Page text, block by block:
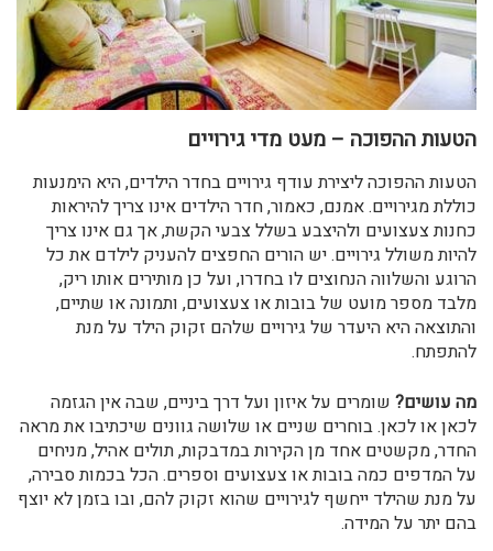
הטעות ההפוכה – מעט מדי גירויים
הטעות ההפוכה ליצירת עודף גירויים בחדר הילדים, היא הימנעות
כוללת מגירויים. אמנם, כאמור, חדר הילדים אינו צריך להיראות
כחנות צעצועים ולהיצבע בשלל צבעי הקשת, אך גם אינו צריך
להיות משולל גירויים. יש הורים החפצים להעניק לילדם את כל
הרוגע והשלווה הנחוצים לו בחדרו, ועל כן מותירים אותו ריק,
מלבד מספר מועט של בובות או צעצועים, ותמונה או שתיים,
והתוצאה היא היעדר של גירויים שלהם זקוק הילד על מנת
להתפתח.
מה עושים? שומרים על איזון ועל דרך ביניים, שבה אין הגזמה
לכאן או לכאן. בוחרים שניים או שלושה גוונים שיכתיבו את מראה
החדר, מקשטים אחד מן הקירות במדבקות, תולים אהיל, מניחים
על המדפים כמה בובות או צעצועים וספרים. הכל בכמות סבירה,
על מנת שהילד ייחשף לגירויים שהוא זקוק להם, ובו בזמן לא יוצף
בהם יתר על המידה.